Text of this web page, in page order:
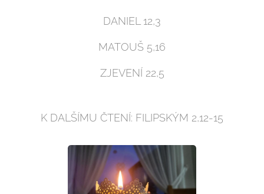
DANIEL 12,3
MATOUŠ 5,16
ZJEVENÍ 22,5
K DALŠÍMU ČTENÍ: FILIPSKÝM 2,12-15